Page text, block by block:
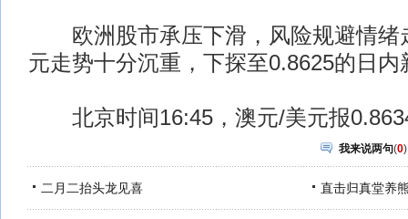
欧洲股市承压下滑，风险规避情绪
元走势十分沉重，下探至0.8625的日内
北京时间16:45，澳元/美元报
我来说两句(0)
二月二抬头龙见喜 直击归真堂养